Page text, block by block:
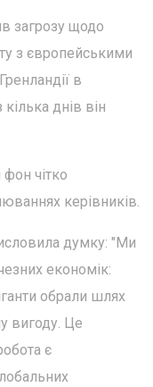
загрозу щодо
з європейськими
в
днів він
чітко
керівників.
думку: "Ми
економік:
обрали шлях
вигоду. Це
є